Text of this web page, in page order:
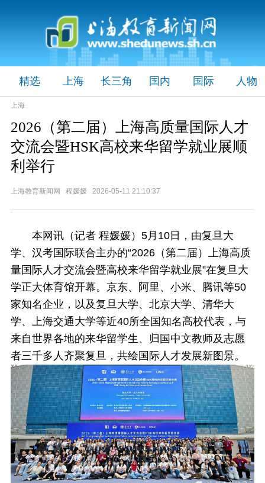
精选 上海 长三角 国内 国际 人物
上海
2026（第二届）上海高质量国际人才
交流会暨HSK高校来华留学就业展顺
利举行
上海教育新闻网 程媛媛 2026-05-11 21:10:37
本网讯（记者 程媛媛）5月10日，由复旦大
学、汉考国际联合主办的“2026（第二届）上海高质
量国际人才交流会暨高校来华留学就业展”在复旦大
学正大体育馆开幕。京东、阿里、小米、腾讯等50
家知名企业，以及复旦大学、北京大学、清华大
学、上海交通大学等近40所全国知名高校代表，与
来自世界各地的来华留学生、归国中文教师及志愿
者三千多人齐聚复旦，共绘国际人才发展新图景。